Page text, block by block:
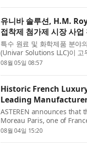
유니바 솔루션, H.M.
접착제 첨가제 시장 사업
특수 원료 및 화학제품 분야
(Univar Solutions LLC)이
101년의 역사를 지닌 전문
08월 05일 08:57
Historic French
Leading
ASTEREN announces
Moreau Paris, one of
Cardinal Invest, owner of
08월 04일 15:20